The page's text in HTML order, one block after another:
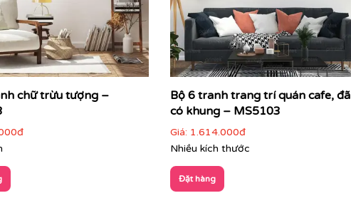
gian:
điểm nhấn trung tâm
chữ trừu tượng –
Bộ 6 tranh trang trí quán cafe, đã
có khung – MS5103
Giá: 1.614.000đ
Nhiều kích thước
Đặt hàng